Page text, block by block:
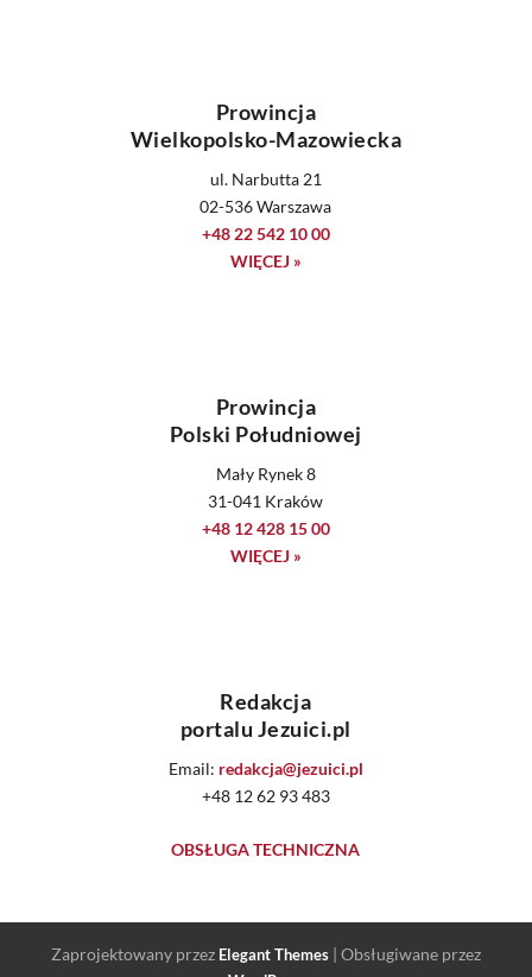
Prowincja
Wielkopolsko-Mazowiecka
ul. Narbutta 21
02-536 Warszawa
+48 22 542 10 00
WIĘCEJ »
Prowincja
Polski Południowej
Mały Rynek 8
31-041 Kraków
+48 12 428 15 00
WIĘCEJ »
Redakcja
portalu Jezuici.pl
Email: redakcja@jezuici.pl
+48 12 62 93 483
OBSŁUGA TECHNICZNA
Zaprojektowany przez Elegant Themes | Obsługiwane przez